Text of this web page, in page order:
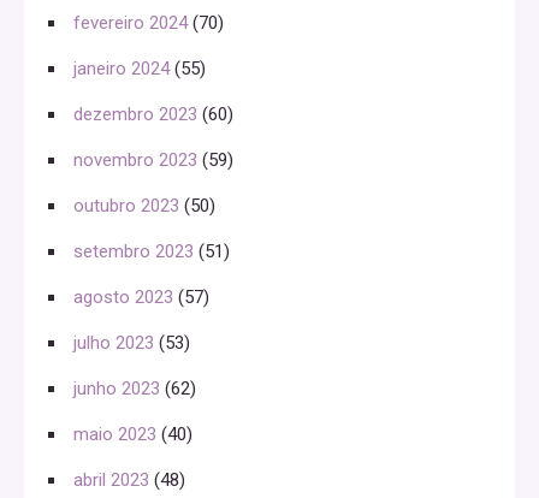
fevereiro 2024(70)
janeiro 2024(55)
dezembro 2023 (60)
novembro 2023 (59)
outubro 2023 (50)
setembro 2023 (51)
agosto 2023 (57)
julho 2023 (53)
junho 2023 (62)
maio 2023 (40)
abril 2023 (48)